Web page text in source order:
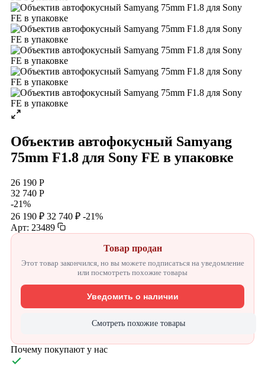
Объектив автофокусный Samyang
75mm F1.8 для Sony FE в упаковке
26 190 Р
32 740 Р
-21%
26 190 ₽ 32 740 ₽ -21%
Арт: 23489
Товар продан
Этот товар закончился, но вы можете подписаться на уведомление
или посмотреть похожие товары
Уведомить о наличии
Смотреть похожие товары
Почему покупают у нас